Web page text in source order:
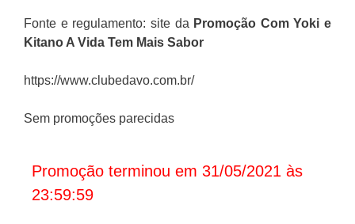
Fonte e regulamento: site da Promoção Com Yoki e
Kitano A Vida Tem Mais Sabor
https://www.clubedavo.com.br/
Sem promoções parecidas
Promoção terminou em 31/05/2021 às
23:59:59